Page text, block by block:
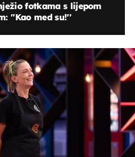
fotkama s lijepom
''Kao med su!''